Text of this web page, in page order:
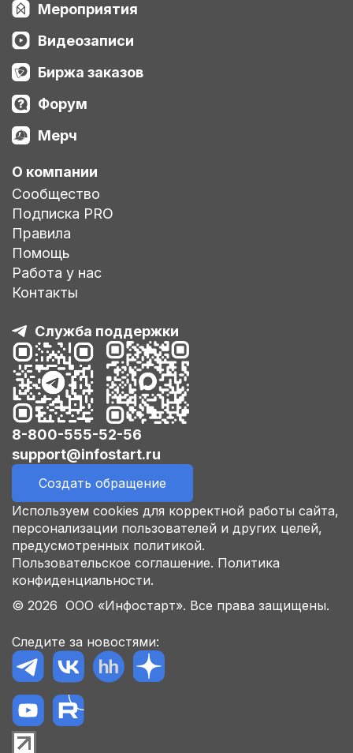
Мероприятия
Видеозаписи
Биржа заказов
Форум
Мерч
О компании
Сообщество
Подписка PRO
Правила
Помощь
Работа у нас
Контакты
Служба поддержки
8-800-555-52-56
support@infostart.ru
Создать обращение
Используем cookies для корректной работы сайта,
персонализации пользователей и других целей,
предусмотренных политикой.
Пользовательское соглашение. Политика
конфиденциальности.
© 2026 ООО «Инфостарт». Все права защищены.
Следите за новостями: